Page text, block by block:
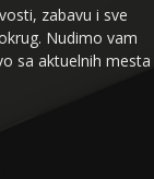
zabavu i sve
Nudimo vam
sa aktuelnih mesta